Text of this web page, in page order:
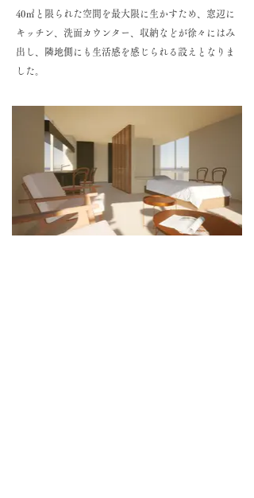
40㎡と限られた空間を最大限に生かすため、窓辺に
キッチン、洗面カウンター、収納などが徐々にはみ
出し、隣地側にも生活感を感じられる設えとなりま
した。